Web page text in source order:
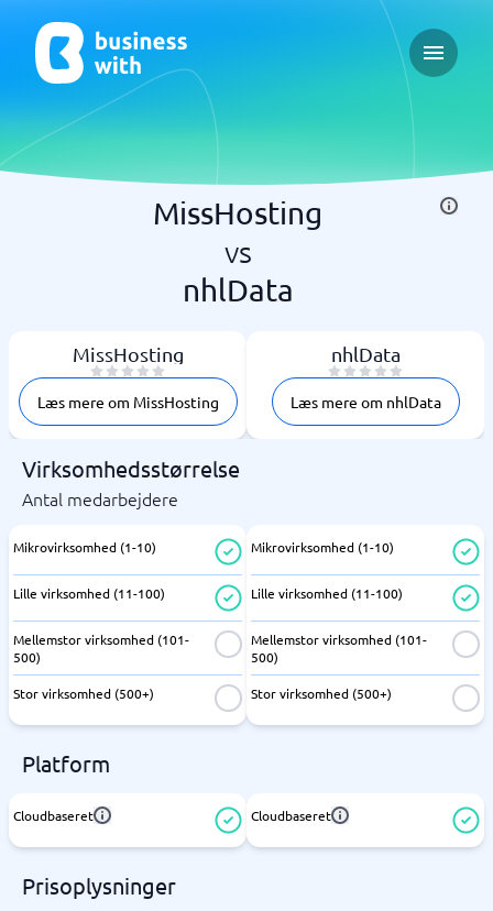
Open
MissHosting
vs
nhlData
MissHosting
Læs mere om MissHosting
nhlData
Læs mere om nhlData
Virksomhedsstørrelse
Antal medarbejdere
Mikrovirksomhed (1-10)
Lille virksomhed (11-100)
Mellemstor virksomhed (101-
500)
Stor virksomhed (500+)
Mikrovirksomhed (1-10)
Lille virksomhed (11-100)
Mellemstor virksomhed (101-
500)
Stor virksomhed (500+)
Platform
Cloudbaseret Cloudbaseret
Prisoplysninger